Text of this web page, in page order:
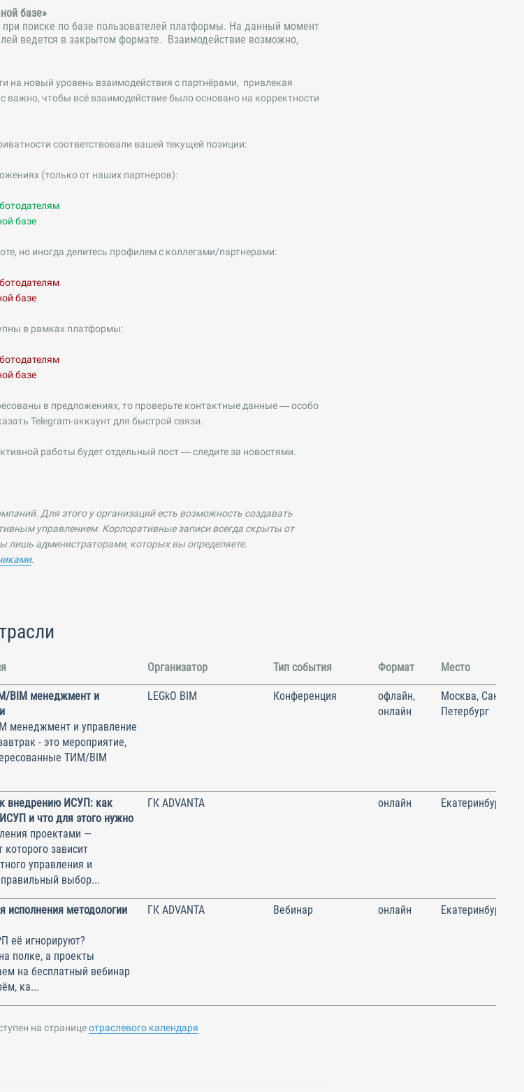
базе»
поиске по базе пользователей платформы. На данный момент
ведется в закрытом формате. Взаимодействие возможно,
на новый уровень взаимодействия с партнёрами, привлекая
чтобы всё взаимодействие было основано на корректности
соответствовали вашей текущей позиции:
(только от наших партнеров):
базе
но иногда делитесь профилем с коллегами/партнерами:
базе
в рамках платформы:
базе
в предложениях, то проверьте контактные данные — особо
Telegram-аккаунт для быстрой связи.
работы будет отдельный пост — следите за новостями.
Для этого у организаций есть возможность создавать
управлением. Корпоративные записи всегда скрыты от
лишь администраторами, которых вы определяете.
.
Организатор Тип события Формат Место
BIM менеджмент и
менеджмент и управление
- это мероприятие,
ТИМ/BIM
LEGkO BIM Конференция
офлайн,
онлайн
Москва, Санкт-
Петербург
внедрению ИСУП: как
и что для этого нужно
проектами —
которого зависит
управления и
выбор...
ГК ADVANTA онлайн Екатеринбург
исполнения методологии
её игнорируют?
полке, а проекты
на бесплатный вебинар
ка...
ГК ADVANTA Вебинар онлайн Екатеринбург
на страницеотраслевого календаря